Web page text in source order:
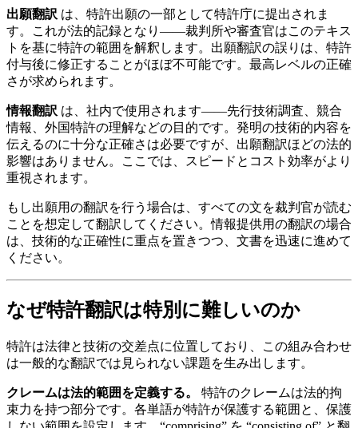
出願翻訳 は、特許出願の一部として特許庁に提出されま
す。これが法的記録となり——裁判所や審査官はこのテキス
トを基に特許の範囲を解釈します。出願翻訳の誤りは、特許
付与後に修正することがほぼ不可能です。最高レベルの正確
さが求められます。
情報翻訳 は、社内で使用されます——先行技術調査、競合
情報、外国特許の理解などの目的です。発明の技術的内容を
伝えるのに十分な正確さは必要ですが、出願翻訳ほどの法的
影響はありません。ここでは、スピードとコスト効率がより
重視されます。
もし出願用の翻訳を行う場合は、すべての文を裁判官が読む
ことを想定して翻訳してください。情報提供用の翻訳の場合
は、技術的な正確性に重点を置きつつ、文書を迅速に進めて
ください。
なぜ特許翻訳は特別に難しいのか
特許は法律と技術の交差点に位置しており、この組み合わせ
は一般的な翻訳では見られない課題を生み出します。
クレームは法的範囲を定義する。
特許のクレームは法的拘
束力を持つ部分です。各単語が特許が保護する範囲と、保護